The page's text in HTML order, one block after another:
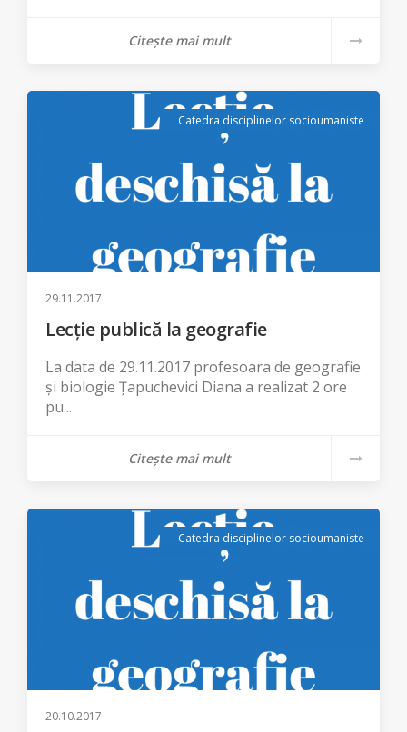
Citește mai mult
Catedra disciplinelor socioumaniste
29.11.2017
Lecție publică la geografie
La data de 29.11.2017 profesoara de geografie
și biologie Țapuchevici Diana a realizat 2 ore
pu...
Citește mai mult
Catedra disciplinelor socioumaniste
20.10.2017